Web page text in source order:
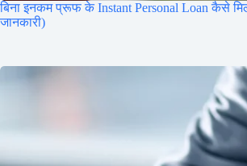
बिना इनकम प्रूफ के Instant Personal Loan कैसे
जानकारी)